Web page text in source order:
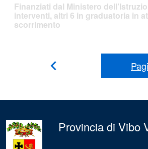
Finanziati dal Ministero
interventi, altri 6 in graduatoria in
scorrimento
Provincia di Vibo